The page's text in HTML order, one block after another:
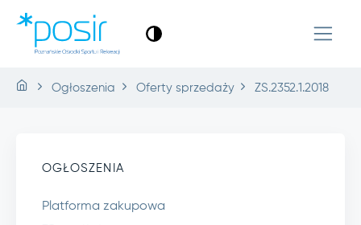
Ogłoszenia Oferty sprzedaży ZS.2352.1.2018
OGŁOSZENIA
Platforma zakupowa